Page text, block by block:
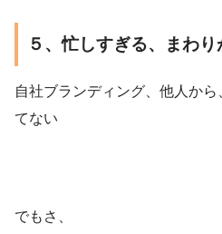
５、忙しすぎる、まわ
自社ブランディング、他人か
てない
でもさ、